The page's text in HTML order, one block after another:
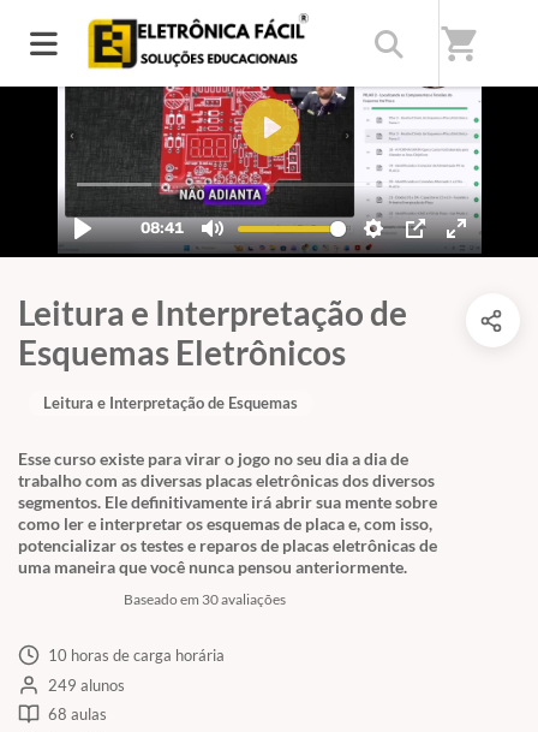
shopping_cart
Leitura e Interpretação de
Esquemas Eletrônicos
Esse curso existe para virar o jogo no seu dia a dia de
trabalho com as diversas placas eletrônicas dos diversos
segmentos. Ele definitivamente irá abrir sua mente sobre
como ler e interpretar os esquemas de placa e, com isso,
potencializar os testes e reparos de placas eletrônicas de
uma maneira que você nunca pensou anteriormente.
Baseado em 30 avaliações
Leitura e Interpretação de Esquemas
10 horas de carga horária
249 alunos
68 aulas